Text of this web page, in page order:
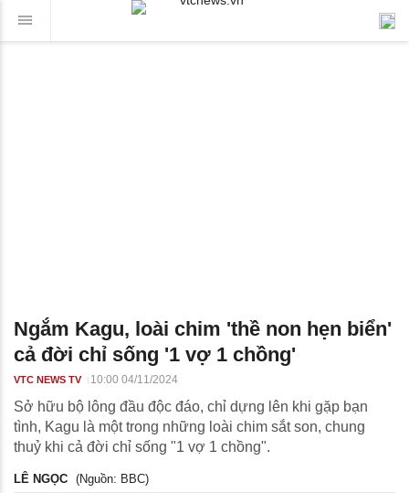
Ngắm Kagu, loài chim 'thề non hẹn biển'
cả đời chỉ sống '1 vợ 1 chồng'
VTC NEWS TV 10:00 04/11/2024
Sở hữu bộ lông đầu độc đáo, chỉ dựng lên khi gặp bạn
tình, Kagu là một trong những loài chim sắt son, chung
thuỷ khi cả đời chỉ sống "1 vợ 1 chồng".
LÊ NGỌC (Nguồn: BBC)